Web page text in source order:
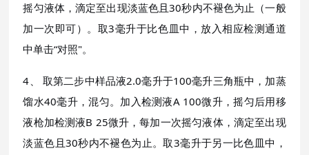
摇匀液体，滴定至出现淡蓝色且30秒内不褪色为止（一般
加一次即可）。取3毫升于比色皿中，放入相应检测通道
中单击“对照"。
4、 取第二步中样品液2.0毫升于100毫升三角瓶中，加蒸
馏水40毫升，混匀。加入检测液A 100微升，摇匀后用移
液枪加检测液B 25微升，每加一次摇匀液体，滴定至出现
淡蓝色且30秒内不褪色为止。取3毫升于另一比色皿中，